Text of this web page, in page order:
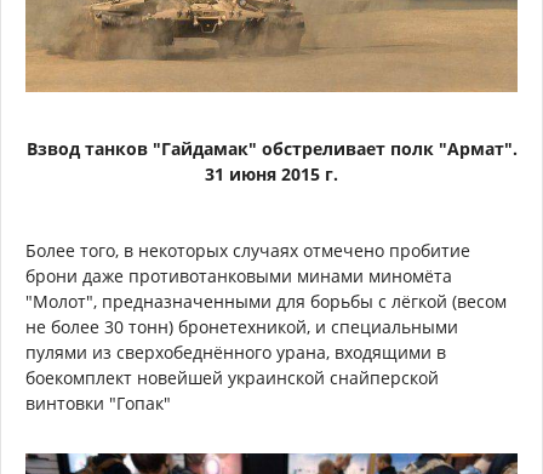
Взвод танков "Гайдамак" обстреливает полк "Армат".
31 июня 2015 г.
Более того, в некоторых случаях отмечено пробитие
брони даже противотанковыми минами миномёта
"Молот", предназначенными для борьбы с лёгкой (весом
не более 30 тонн) бронетехникой, и специальными
пулями из сверхобеднённого урана, входящими в
боекомплект новейшей украинской снайперской
винтовки "Гопак"